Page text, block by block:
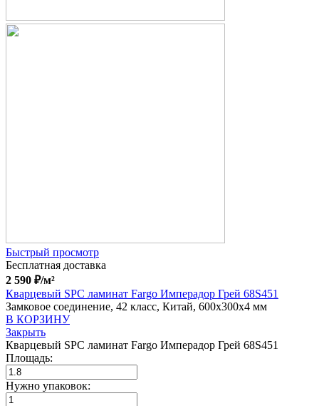
Быстрый просмотр
Бесплатная доставка
2 590 ₽/м²
Кварцевый SPC ламинат Fargo Имперадор Грей 68S451
Замковое соединение, 42 класс, Китай, 600x300x4 мм
В КОРЗИНУ
Закрыть
Кварцевый SPC ламинат Fargo Имперадор Грей 68S451
Площадь:
Нужно упаковок: